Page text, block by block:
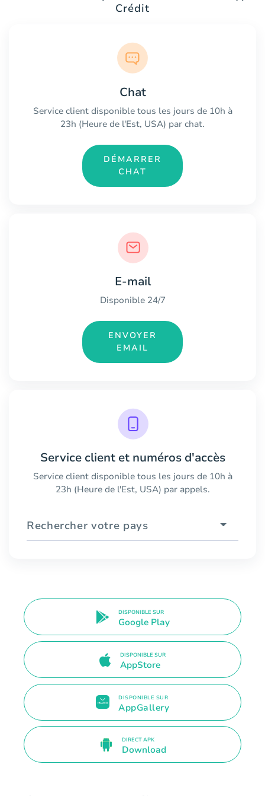
Crédit
Chat
Service client disponible tous les jours de 10h à
23h (Heure de l'Est, USA) par chat.
DÉMARRER
CHAT
E-mail
Disponible 24/7
ENVOYER
EMAIL
Service client et numéros d'accès
Service client disponible tous les jours de 10h à
23h (Heure de l'Est, USA) par appels.
Rechercher votre pays
DISPONIBLE SUR
Google Play
DISPONIBLE SUR
AppStore
DISPONIBLE SUR
AppGallery
DIRECT APK
Download